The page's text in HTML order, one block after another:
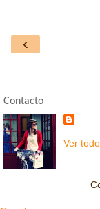
‹
Contacto
Ver